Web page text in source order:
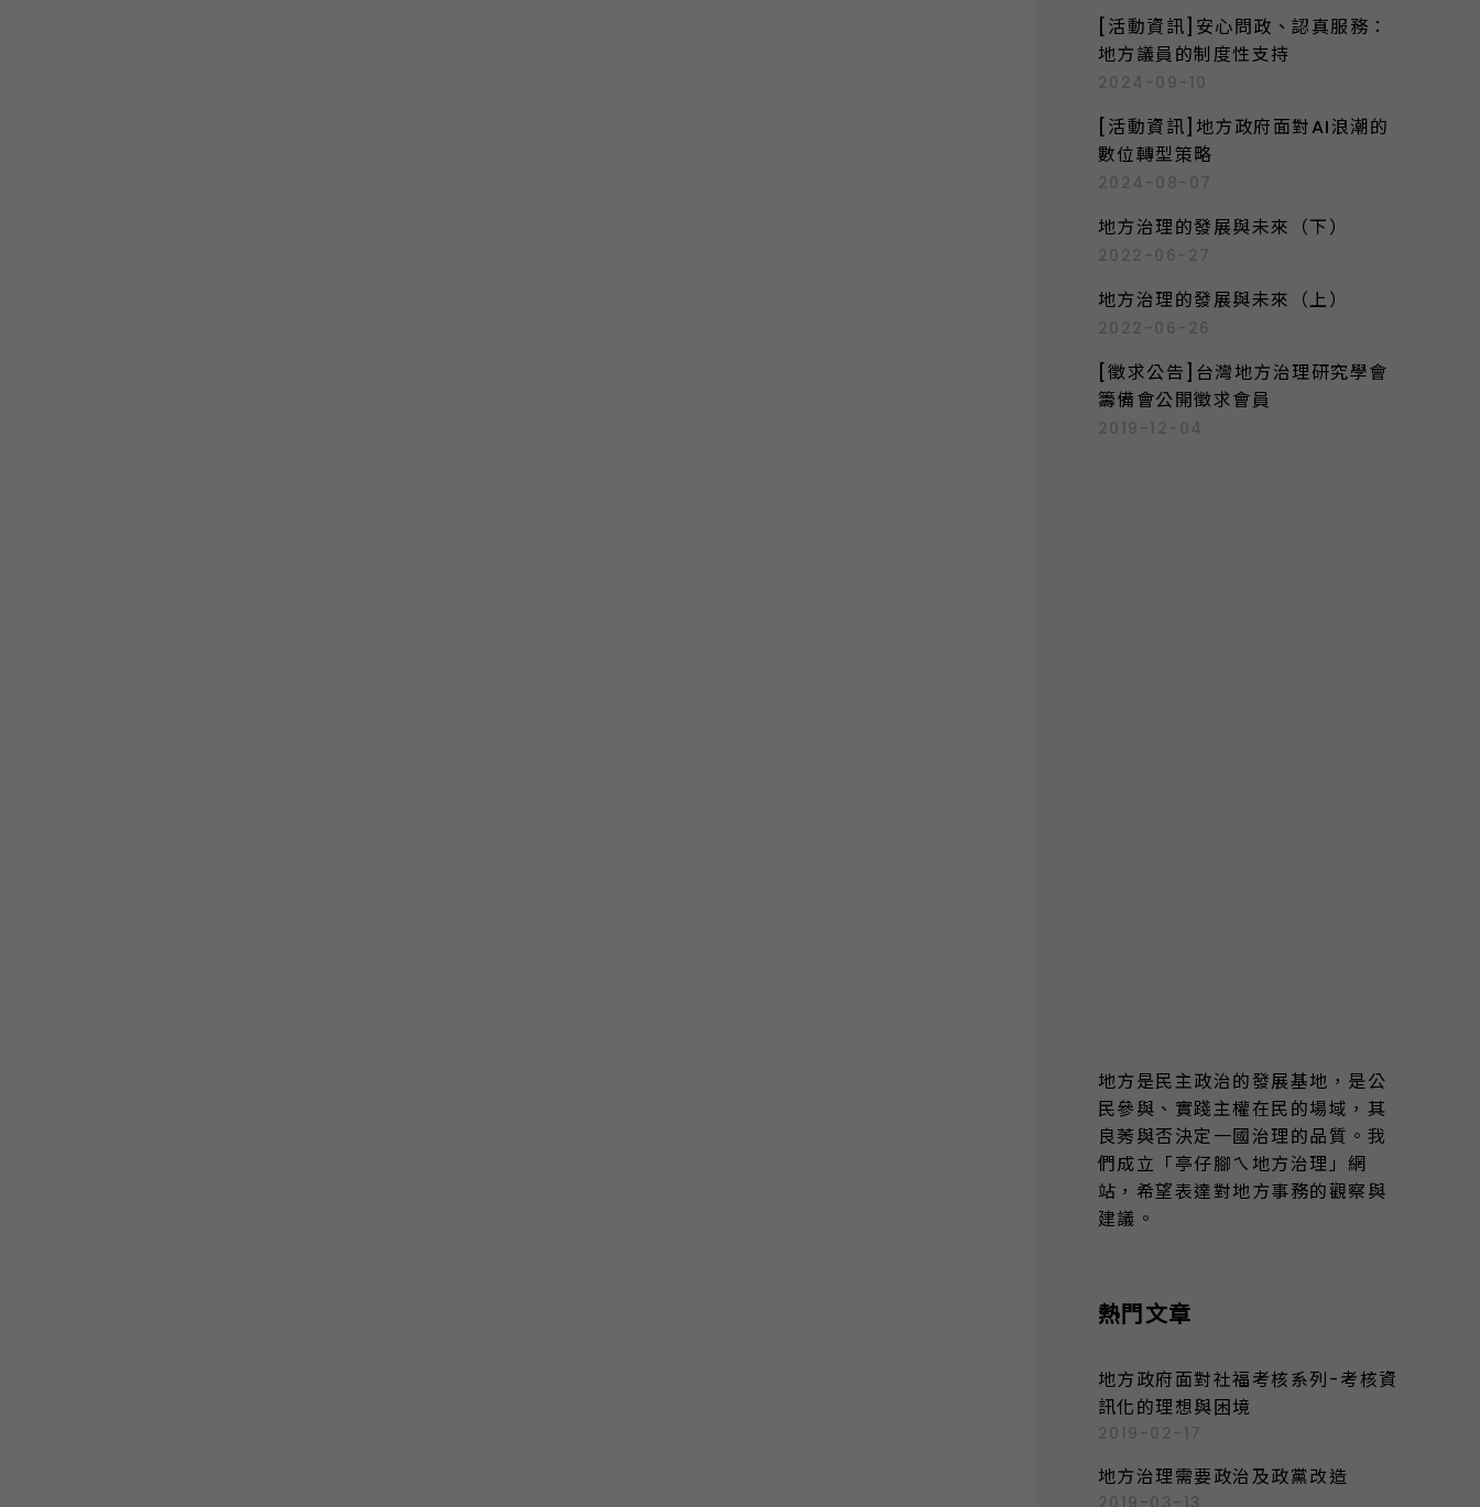
[活動資訊]安心問政、認真服務：
地方議員的制度性支持
2024-09-10
[活動資訊]地方政府面對AI浪潮的
數位轉型策略
2024-08-07
地方治理的發展與未來（下）
2022-06-27
地方治理的發展與未來（上）
2022-06-26
[徵求公告]台灣地方治理研究學會
籌備會公開徵求會員
2019-12-04
地方是民主政治的發展基地，是公
民參與、實踐主權在民的場域，其
良莠與否決定一國治理的品質。我
們成立「亭仔腳ㄟ地方治理」網
站，希望表達對地方事務的觀察與
建議。
熱門文章
地方政府面對社福考核系列-考核資
訊化的理想與困境
2019-02-17
地方治理需要政治及政黨改造
2019-03-13